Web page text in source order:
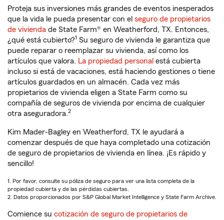
Proteja sus inversiones más grandes de eventos inesperados
que la vida le pueda presentar con el seguro de propietarios
de vivienda de State Farm® en Weatherford, TX. Entonces,
¿qué está cubierto?1 Su seguro de vivienda le garantiza que
puede reparar o reemplazar su vivienda, así como los
artículos que valora. La propiedad personal está cubierta
incluso si está de vacaciones, está haciendo gestiones o tiene
artículos guardados en un almacén. Cada vez más
propietarios de vivienda eligen a State Farm como su
compañía de seguros de vivienda por encima de cualquier
otra aseguradora.2
Kim Mader-Bagley en Weatherford, TX le ayudará a
comenzar después de que haya completado una cotización
de seguro de propietarios de vivienda en línea. ¡Es rápido y
sencillo!
1. Por favor, consulte su póliza de seguro para ver una lista completa de la
propiedad cubierta y de las pérdidas cubiertas.
2. Datos proporcionados por S&P Global Market Intelligence y State Farm Archive.
Comience su cotización de seguro de propietarios de